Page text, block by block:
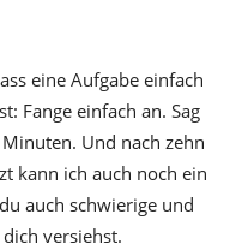
eine Aufgabe einfach
Fange einfach an. Sag
Und nach zehn
kann ich auch noch ein
auch schwierige und
versiehst.